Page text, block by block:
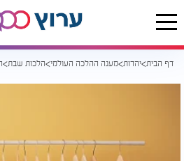
דף הבית יהדות מענה ההלכה העולמי הלכות שבת